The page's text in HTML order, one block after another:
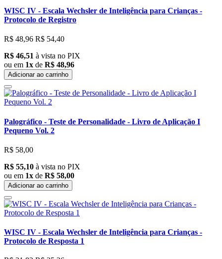
WISC IV - Escala Wechsler de Inteligência para Crianças -
Protocolo de Registro
R$ 48,96 R$ 54,40
R$ 46,51 à vista no PIX
ou em 1x de R$ 48,96
Adicionar ao carrinho
Palográfico - Teste de Personalidade - Livro de Aplicação I
Pequeno Vol. 2
R$ 58,00
R$ 55,10 à vista no PIX
ou em 1x de R$ 58,00
Adicionar ao carrinho
WISC IV - Escala Wechsler de Inteligência para Crianças -
Protocolo de Resposta 1